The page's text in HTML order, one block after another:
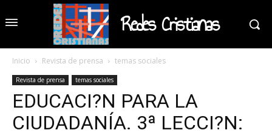
Redes Cristianas
Inicio Revista de prensa temas sociales
Revista de prensa temas sociales
EDUCACI?N PARA LA
CIUDADANÍA. 3ª LECCI?N: